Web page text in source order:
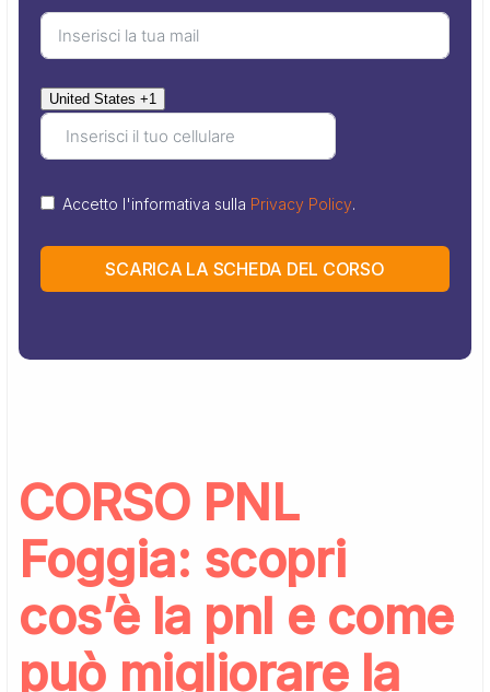
United States +1
Accetto l'informativa sulla Privacy Policy.
SCARICA LA SCHEDA DEL CORSO
CORSO PNL
Foggia: scopri
cos’è la pnl e come
può migliorare la